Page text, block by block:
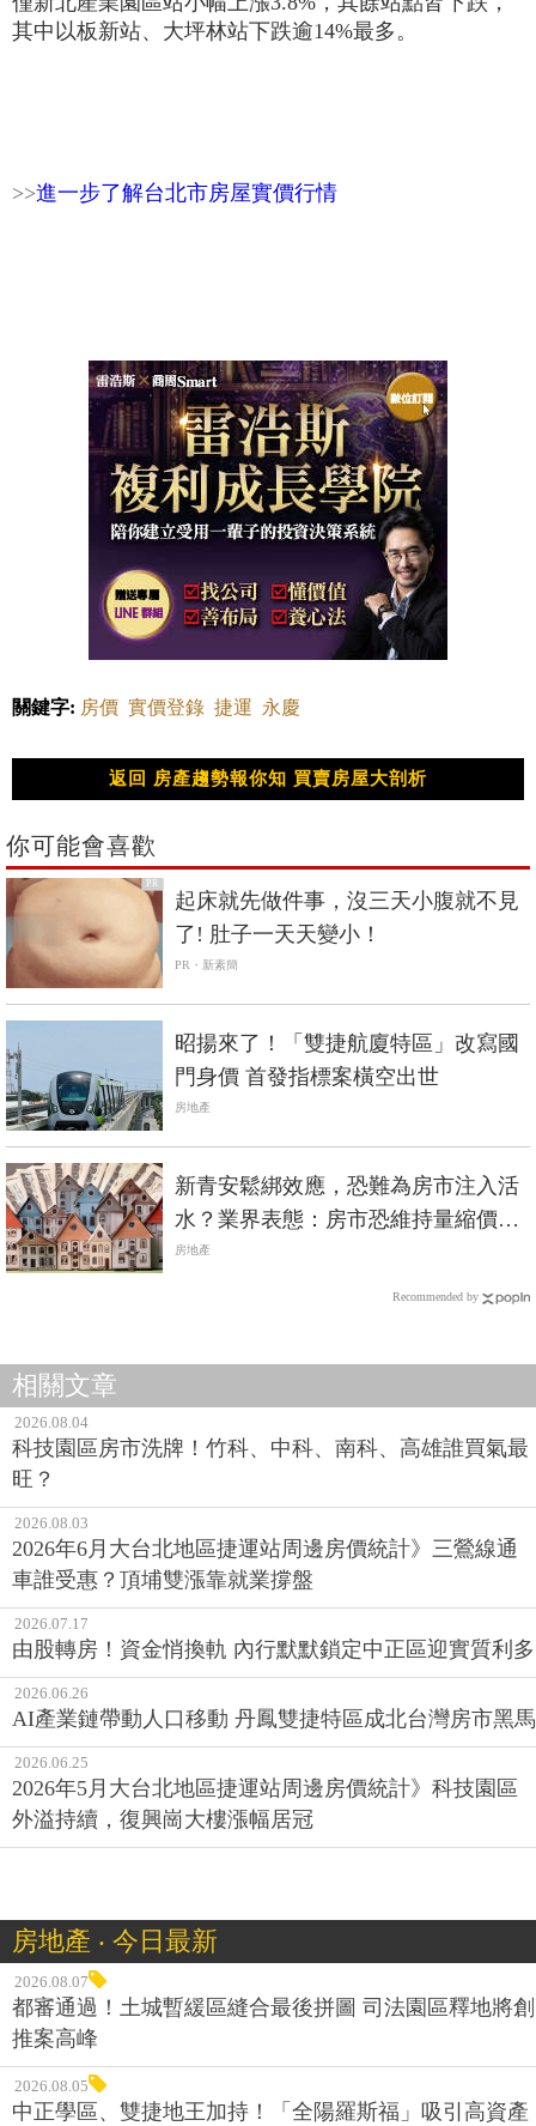
其中以板新站、大坪林站下跌逾14%最多。
>>進一步了解台北市房屋實價行情
關鍵字: 房價 實價登錄 捷運 永慶
返回 房產趨勢報你知 買賣房屋大剖析
你可能會喜歡
PR
起床就先做件事，沒三天小腹就不見
了! 肚子一天天變小！
PR・新素簡
昭揚來了！「雙捷航廈特區」改寫國
門身價 首發指標案橫空出世
房地產
新青安鬆綁效應，恐難為房市注入活
水？業界表態：房市恐維持量縮價跌
格局
房地產
Recommended by
相關文章
2026.08.04
科技園區房市洗牌！竹科、中科、南科、高雄誰買氣最
旺？
2026.08.03
2026年6月大台北地區捷運站周邊房價統計》三鶯線通
車誰受惠？頂埔雙漲靠就業撐盤
2026.07.17
由股轉房！資金悄換軌 內行默默鎖定中正區迎實質利多
2026.06.26
AI產業鏈帶動人口移動 丹鳳雙捷特區成北台灣房市黑馬
2026.06.25
2026年5月大台北地區捷運站周邊房價統計》科技園區
外溢持續，復興崗大樓漲幅居冠
房地產 ‧ 今日最新
2026.08.07
都審通過！土城暫緩區縫合最後拼圖 司法園區釋地將創
推案高峰
2026.08.05
中正學區、雙捷地王加持！「全陽羅斯福」吸引高資產